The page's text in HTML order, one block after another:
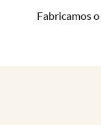
Fabricamos